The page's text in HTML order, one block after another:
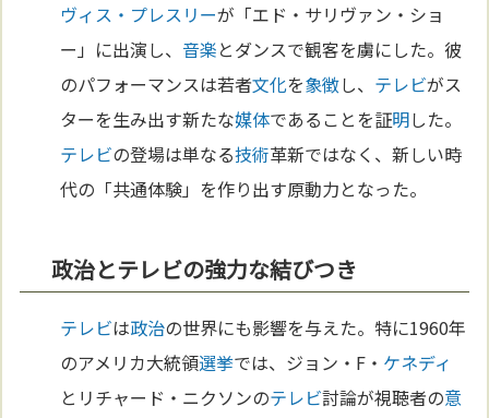
ヴィス・プレスリーが「エド・サリヴァン・ショ
ー」に出演し、音楽とダンスで観客を虜にした。彼
のパフォーマンスは若者文化を象徴し、 テレビがス
ターを生み出す新たな媒体であることを証明した。
テレビの登場は単なる技術革新ではなく、新しい時
代の「共通体験」を作り出す原動力となった。
政治とテレビの強力な結びつき
テレビは政治の世界にも影響を与えた。特に1960年
のアメリカ大統領選挙では、ジョン・F・ ケネディ
とリチャード・ニクソンのテレビ討論が視聴者の意